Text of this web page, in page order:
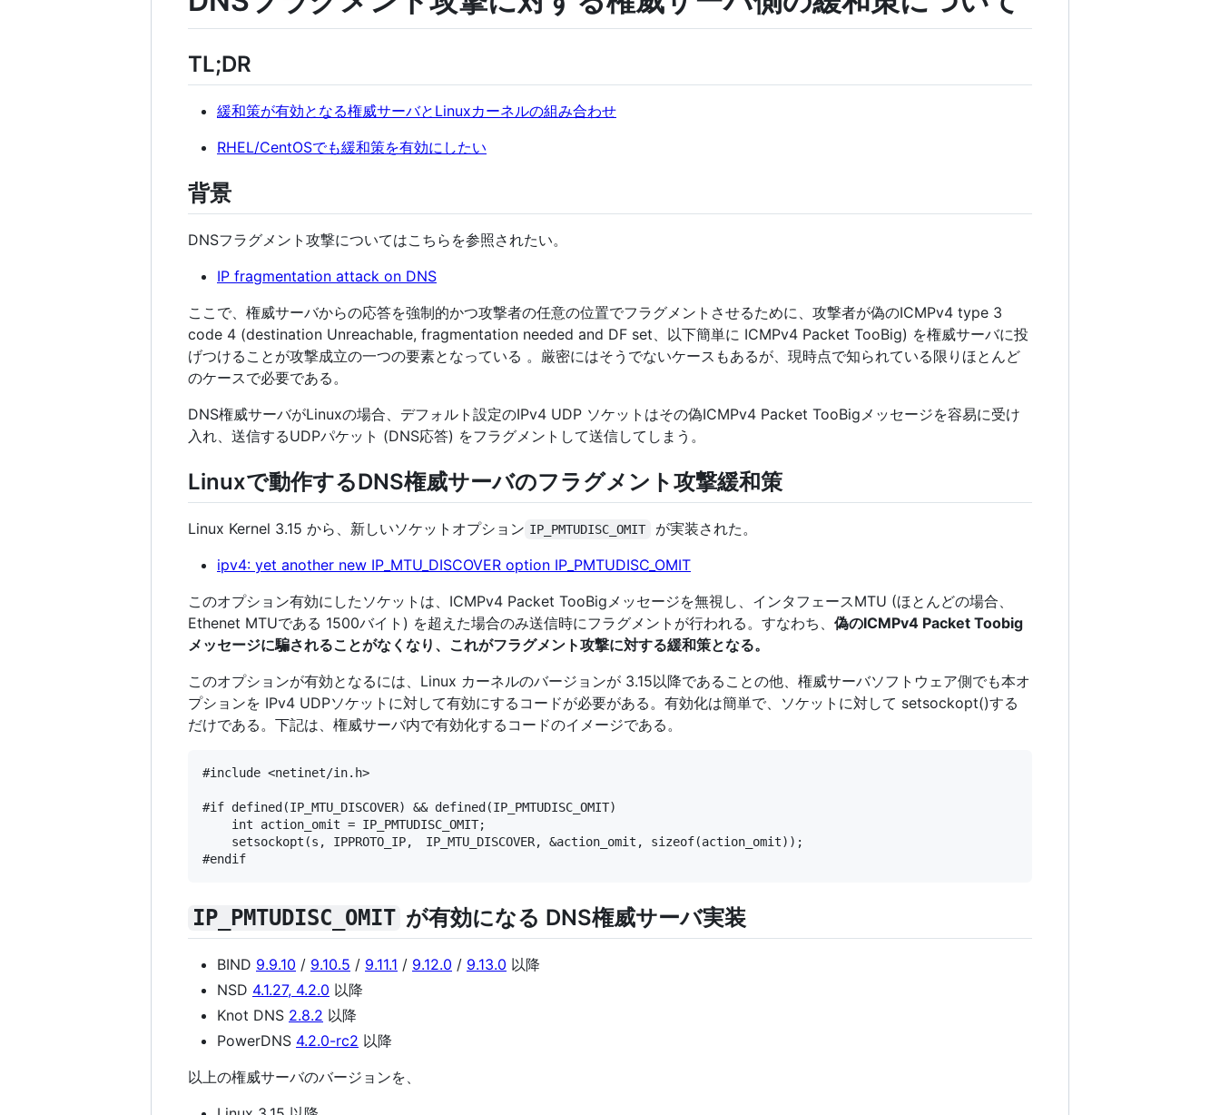
TL;DR
緩和策が有効となる権威サーバとLinuxカーネルの組み合わせ
RHEL/CentOSでも緩和策を有効にしたい
背景
DNSフラグメント攻撃についてはこちらを参照されたい。
IP fragmentation attack on DNS
ここで、権威サーバからの応答を強制的かつ攻撃者の任意の位置でフラグメントさせるために、攻撃者が偽のICMPv4 type 3
code 4 (destination Unreachable, fragmentation needed and DF set、以下簡単に ICMPv4 Packet TooBig) を権威サーバに投
げつけることが攻撃成立の一つの要素となっている 。厳密にはそうでないケースもあるが、現時点で知られている限りほとんど
のケースで必要である。
DNS権威サーバがLinuxの場合、デフォルト設定のIPv4 UDP ソケットはその偽ICMPv4 Packet TooBigメッセージを容易に受け
入れ、送信するUDPパケット (DNS応答) をフラグメントして送信してしまう。
Linuxで動作するDNS権威サーバのフラグメント攻撃緩和策
Linux Kernel 3.15 から、新しいソケットオプション IP_PMTUDISC_OMIT
が実装された。
ipv4: yet another new IP_MTU_DISCOVER option IP_PMTUDISC_OMIT
このオプション有効にしたソケットは、ICMPv4 Packet TooBigメッセージを無視し、インタフェースMTU (ほとんどの場合、
Ethenet MTUである 1500バイト) を超えた場合のみ送信時にフラグメントが行われる。すなわち、 偽のICMPv4 Packet Toobig
メッセージに騙されることがなくなり、これがフラグメント攻撃に対する緩和策となる。
このオプションが有効となるには、Linux カーネルのバージョンが 3.15以降であることの他、権威サーバソフトウェア側でも本オ
プションを IPv4 UDPソケットに対して有効にするコードが必要がある。有効化は簡単で、ソケットに対して setsockopt()する
だけである。下記は、権威サーバ内で有効化するコードのイメージである。
#include <netinet/in.h>
#if defined(IP_MTU_DISCOVER) && defined(IP_PMTUDISC_OMIT)
    int action_omit = IP_PMTUDISC_OMIT;
    setsockopt(s, IPPROTO_IP,　IP_MTU_DISCOVER, &action_omit, sizeof(action_omit));
IP_PMTUDISC_OMIT が有効になる DNS権威サーバ実装
BIND 9.9.10 / 9.10.5 / 9.11.1 / 9.12.0 / 9.13.0 以降
NSD 4.1.27, 4.2.0 以降
Knot DNS 2.8.2 以降
PowerDNS 4.2.0-rc2 以降
以上の権威サーバのバージョンを、